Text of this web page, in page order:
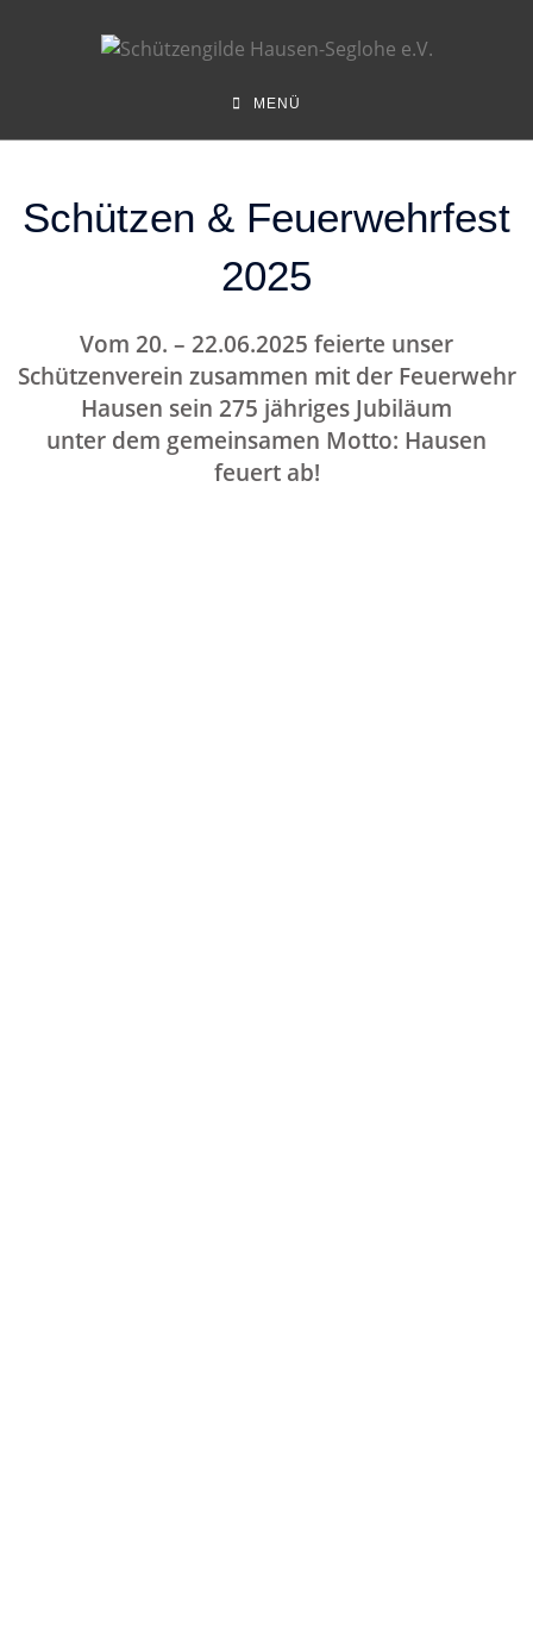
MENÜ
Schützen & Feuerwehrfest
2025
Vom 20. – 22.06.2025 feierte unser
Schützenverein zusammen mit der Feuerwehr
Hausen sein 275 jähriges Jubiläum
unter dem gemeinsamen Motto: Hausen
feuert ab!